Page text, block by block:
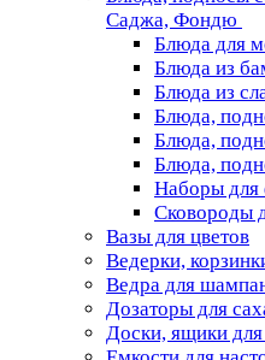
Саджа, Фондю
Блюда для
Блюда из
Блюда из
Блюда,
Блюда,
Блюда,
Наборы
Сковороды
Вазы для цветов
Ведерки,
Ведра для
Дозаторы для
Доски, ящики